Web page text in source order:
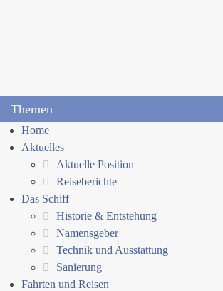
Themen
Home
Aktuelles
Aktuelle Position
Reiseberichte
Das Schiff
Historie & Entstehung
Namensgeber
Technik und Ausstattung
Sanierung
Fahrten und Reisen